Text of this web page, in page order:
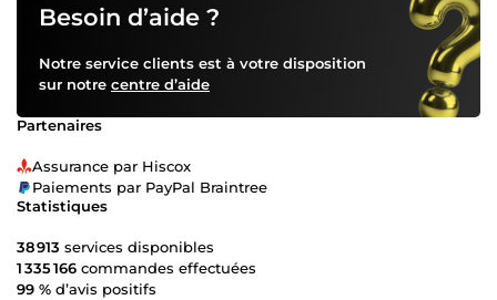
Besoin d’aide ?
Notre service clients est à votre disposition
sur notre centre d’aide
Partenaires
Assurance par Hiscox
Paiements par PayPal Braintree
Statistiques
38 913 services disponibles
1 335 166 commandes effectuées
99 % d’avis positifs